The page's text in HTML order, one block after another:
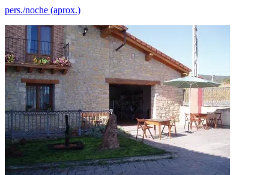
pers./noche (aprox.)